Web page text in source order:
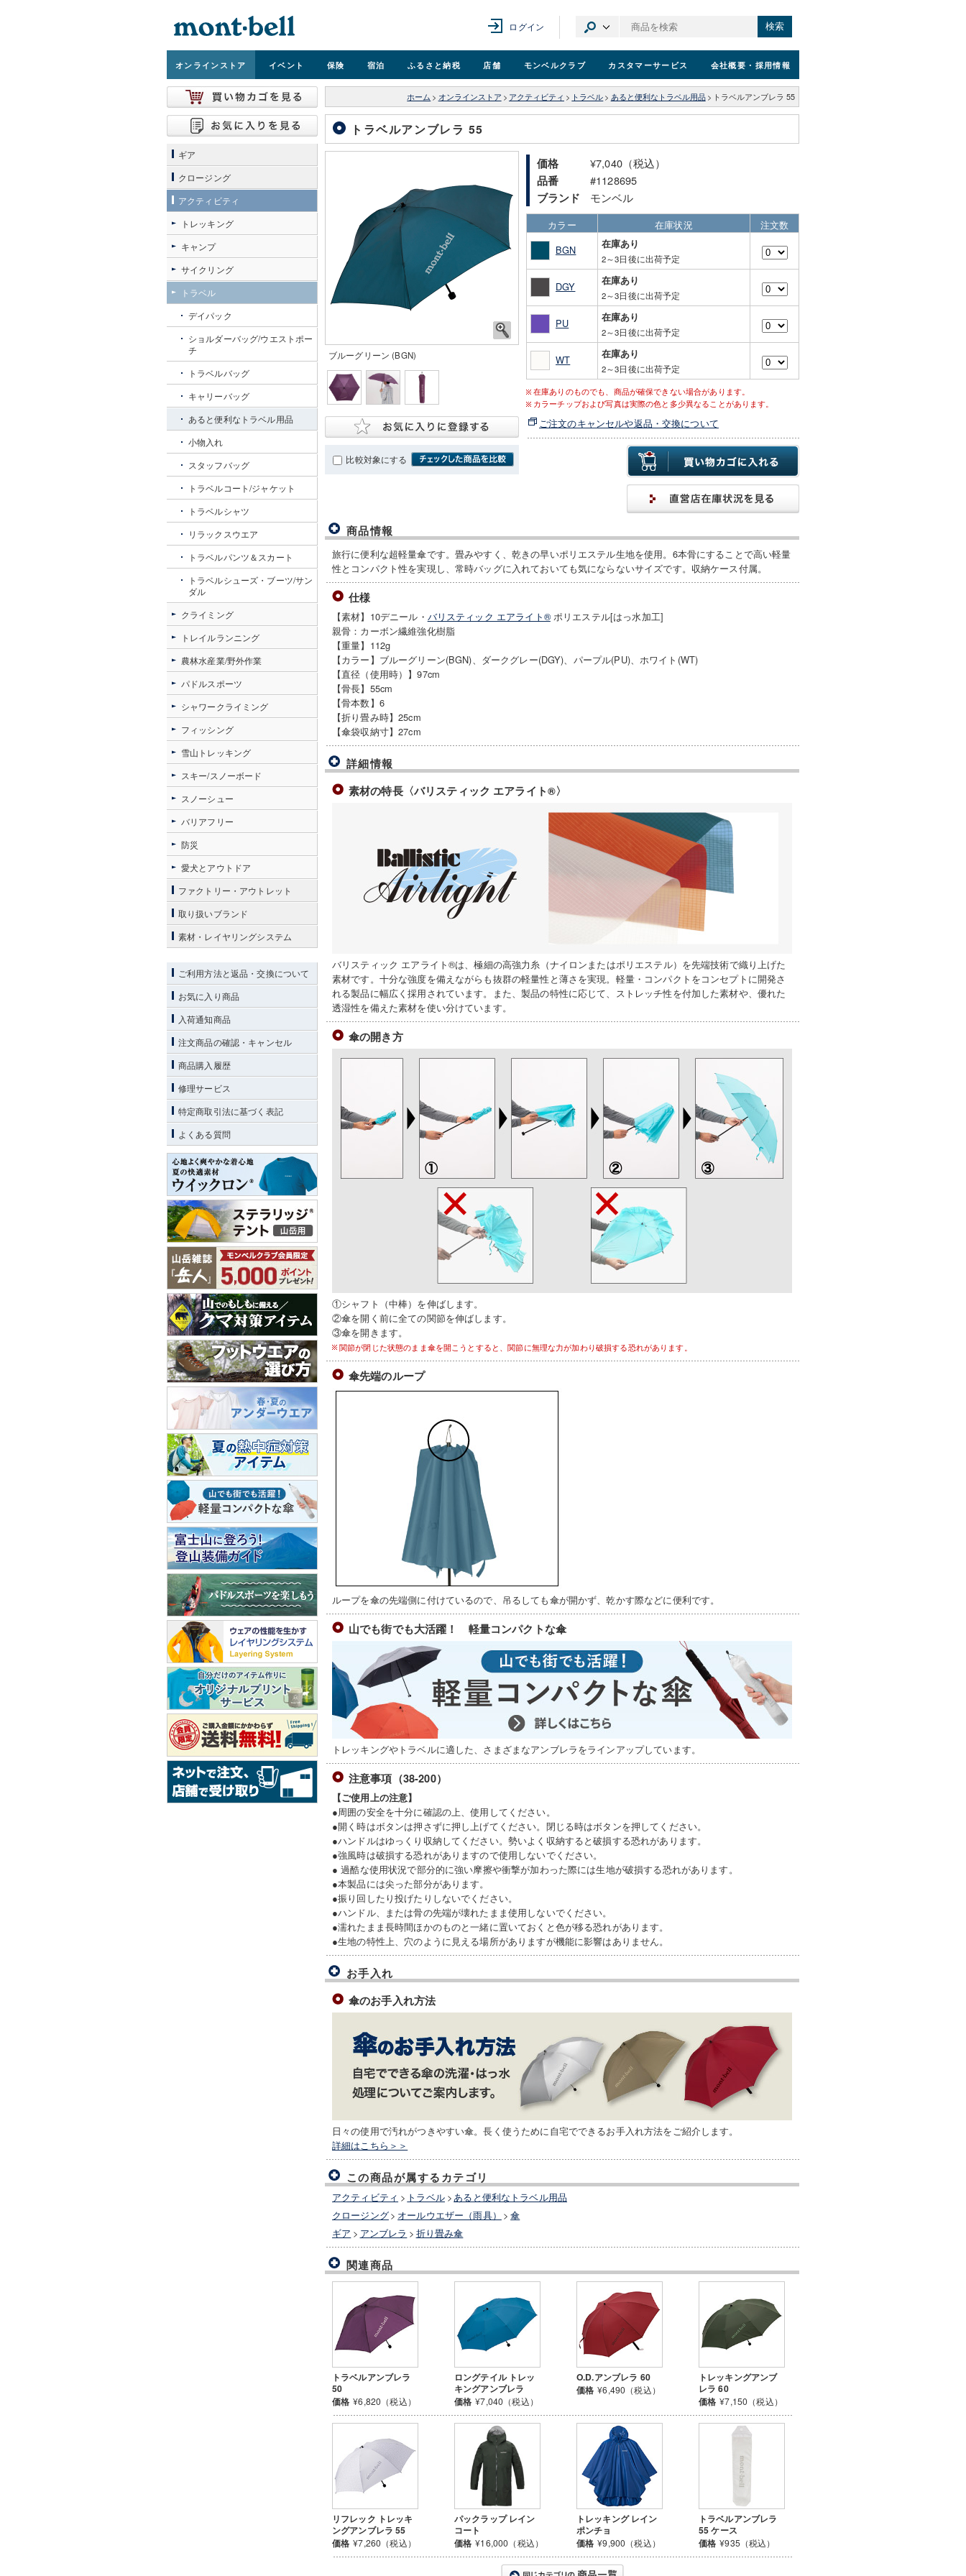
ログイン 検索
オンラインストア イベント 保険 宿泊 ふるさと納税 店舗 モンベルクラブ カスタマーサービス 会社概要 ・採用情報
ホーム > オンラインストア > アクティビティ > トラベル > あると便利なトラベル用品 > トラベルアンブレラ 55
トラベルアンブレラ 55
ブルーグリーン (BGN)
比較対象にする
価格 ¥7,040（税込）
品番 #1128695
ブランド モンベル
カラー 在庫状況
注文数
BGN
在庫あり
2～3日後に出荷予定
DGY 在庫あり
2～3日後に出荷予定
PU 在庫あり
2～3日後に出荷予定
WT 在庫あり
2～3日後に出荷予定
在庫ありのものでも、商品が確保できない場合があります。
カラーチップおよび写真は実際の色と多少異なることがあります。
ご注文のキャンセルや返品・交換について
商品情報
旅行に便利な超軽量傘です。畳みやすく、乾きの早いポリエステル生地を使用。6本骨にすることで高い軽量
性とコンパクト性を実現し、常時バッグに入れておいても気にならないサイズです。収納ケース付属。
仕様
【素材】10デニール・ バリスティック エアライト®ポリエステル[はっ水加工]
親骨：カーボン繊維強化樹脂
【重量】112g
【カラー】ブルーグリーン(BGN)、ダークグレー(DGY)、パープル(PU)、ホワイト(WT)
【直径（使用時）】97cm
【骨長】55cm
【骨本数】6
【折り畳み時】25cm
【傘袋収納寸】27cm
詳細情報
素材の特長〈バリスティック エアライト®〉
バリスティック エアライト®は、極細の高強力糸（ナイロンまたはポリエステル）を先端技術で織り上げた
素材です。十分な強度を備えながらも抜群の軽量性と薄さを実現。軽量・コンパクトをコンセプトに開発さ
れる製品に幅広く採用されています。また、製品の特性に応じて、ストレッチ性を付加した素材や、優れた
透湿性を備えた素材を使い分けています。
傘の開き方
①シャフト（中棒）を伸ばします。
②傘を開く前に全ての関節を伸ばします。
③傘を開きます。
関節が閉じた状態のまま傘を開こうとすると、関節に無理な力が加わり破損する恐れがあります。
傘先端のループ
ループを傘の先端側に付けているので、吊るしても傘が開かず、乾かす際などに便利です。
山でも街でも大活躍！ 軽量コンパクトな傘
トレッキングやトラベルに適した、さまざまなアンブレラをラインアップしています。
注意事項（38-200）
【ご使用上の注意】
●周囲の安全を十分に確認の上、使用してください。
●開く時はボタンは押さずに押し上げてください。閉じる時はボタンを押してください。
●ハンドルはゆっくり収納してください。勢いよく収納すると破損する恐れがあります。
●強風時は破損する恐れがありますので使用しないでください。
● 過酷な使用状況で部分的に強い摩擦や衝撃が加わった際には生地が破損する恐れがあります。
●本製品には尖った部分があります。
●振り回したり投げたりしないでください。
●ハンドル、または骨の先端が壊れたまま使用しないでください。
●濡れたまま長時間ほかのものと一緒に置いておくと色が移る恐れがあります。
●生地の特性上、穴のように見える場所がありますが機能に影響はありません。
お手入れ
傘のお手入れ方法
日々の使用で汚れがつきやすい傘。長く使うために自宅でできるお手入れ方法をご紹介します。
詳細はこちら＞＞
この商品が属するカテゴリ
アクティビティ > トラベル >あると便利なトラベル用品
クロージング> オールウエザー（雨具） > 傘
ギア > アンブレラ > 折り畳み傘
関連商品
トラベルアンブレラ
50
価格 ¥6,820（税込）
ロングテイル トレッ
キングアンブレラ
価格 ¥7,040（税込）
O.D.アンブレラ 60
価格 ¥6,490（税込）
トレッキングアンブ
レラ 60
価格 ¥7,150（税込）
リフレック トレッキ
ングアンブレラ 55
価格 ¥7,260（税込）
パックラップ レイン
コート
価格 ¥16,000（税込）
トレッキング レイン
ポンチョ
価格 ¥9,900（税込）
トラベルアンブレラ
55 ケース
価格 ¥935（税込）
ギア
クロージング
アクティビティ
トレッキング
キャンプ
サイクリング
トラベル
デイパック
ショルダーバッグ/ウエストポー
チ
トラベルバッグ
キャリーバッグ
あると便利なトラベル用品
小物入れ
スタッフバッグ
トラベルコート/ジャケット
トラベルシャツ
リラックスウエア
トラベルパンツ＆スカート
トラベルシューズ・ブーツ/サン
ダル
クライミング
トレイルランニング
農林水産業/野外作業
パドルスポーツ
シャワークライミング
フィッシング
雪山トレッキング
スキー/スノーボード
スノーシュー
バリアフリー
防災
愛犬とアウトドア
ファクトリー・アウトレット
取り扱いブランド
素材・レイヤリングシステム
ご利用方法と返品・交換について
お気に入り商品
入荷通知商品
注文商品の確認・キャンセル
商品購入履歴
修理サービス
特定商取引法に基づく表記
よくある質問